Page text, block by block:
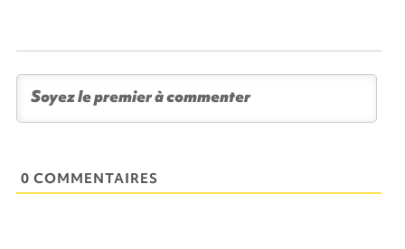
0 COMMENTAIRES